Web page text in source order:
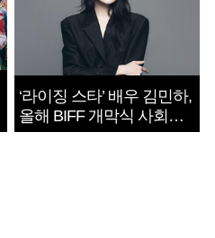
‘라이징 스타’ 배우 김민하,
올해 BIFF 개막식 사회자
확정